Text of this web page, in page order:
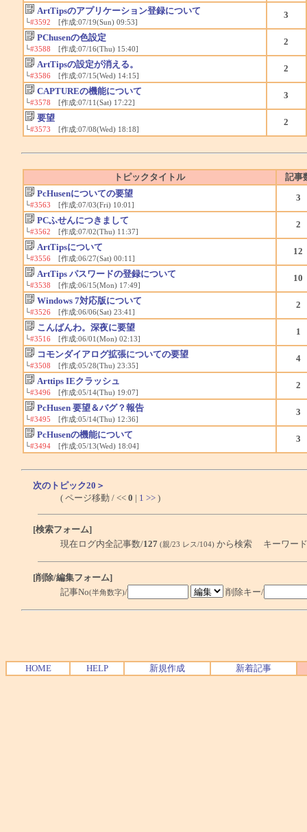
ArtTipsのアプリケーション登録について
└#3592 [作成:07/19(Sun) 09:53]
3
PChusenの色設定
└#3588 [作成:07/16(Thu) 15:40]
2
ArtTipsの設定が消える。
└#3586[作成:07/15(Wed) 14:15]
2
CAPTUREの機能について
└#3578 [作成:07/11(Sat) 17:22]
3
要望
└#3573 [作成:07/08(Wed) 18:18]
2
トピックタイトル
記事
PcHusenについての要望
└#3563 [作成:07/03(Fri) 10:01]
3
PCふせんにつきまして
└#3562 [作成:07/02(Thu) 11:37]
2
ArtTipsについて
└#3556[作成:06/27(Sat) 00:11]
12
ArtTips パスワードの登録について
└#3538 [作成:06/15(Mon) 17:49]
10
Windows 7対応版について
└#3526[作成:06/06(Sat) 23:41]
2
こんばんわ。深夜に要望
└#3516[作成:06/01(Mon) 02:13]
1
コモンダイアログ拡張についての要望
└#3508 [作成:05/28(Thu) 23:35]
4
Arttips IEクラッシュ
└#3496[作成:05/14(Thu) 19:07]
2
PcHusen 要望＆バグ？報告
└#3495 [作成:05/14(Thu) 12:36]
3
PcHusenの機能について
└#3494[作成:05/13(Wed) 18:04]
3
次のトピック20＞
( ページ移動 / << 0 | 1 >> )
[検索フォーム]
現在ログ内全記事数/127 (親/23 レス/104) から検索 キーワー
[削除/編集フォーム]
記事No(半角数字)/ 削除キー/
HOME HELP 新規作成 新着記事